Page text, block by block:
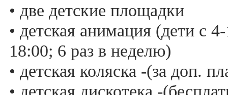
• две детские площадки
• детская анимация (дети с
18:00; 6 раз в неделю)
• детская коляска -(за доп.
• детская дискотека -